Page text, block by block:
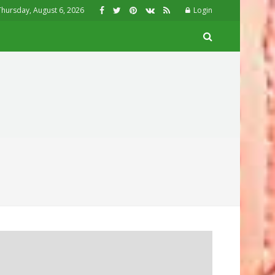
August 6, 2026 Login